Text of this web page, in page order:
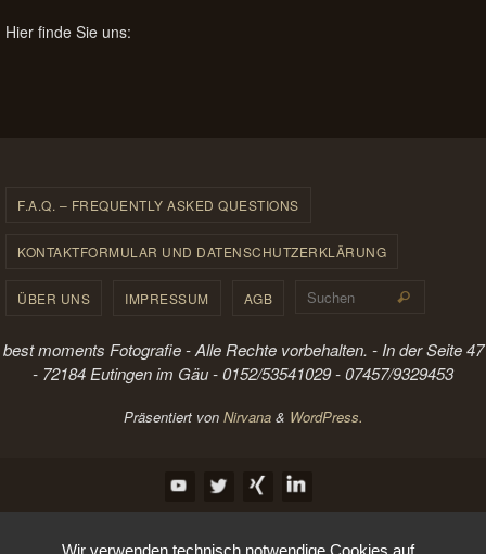
Hier finde Sie uns:
F.A.Q. – FREQUENTLY ASKED QUESTIONS
KONTAKTFORMULAR UND DATENSCHUTZERKLÄRUNG
ÜBER UNS IMPRESSUM AGB Suchen
best moments Fotografie - Alle Rechte vorbehalten. - In der Seite 47
- 72184 Eutingen im Gäu - 0152/53541029 - 07457/9329453
Präsentiert von Nirvana& WordPress.
Wir verwenden technisch notwendige Cookies auf